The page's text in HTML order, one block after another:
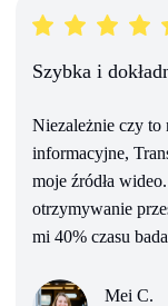
Szybka i
Niezależnie czy
informacyjne,
moje źródła
otrzymywanie
mi 40% czasu
Mei C.